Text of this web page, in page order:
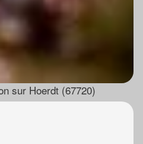
sur Hoerdt (67720)